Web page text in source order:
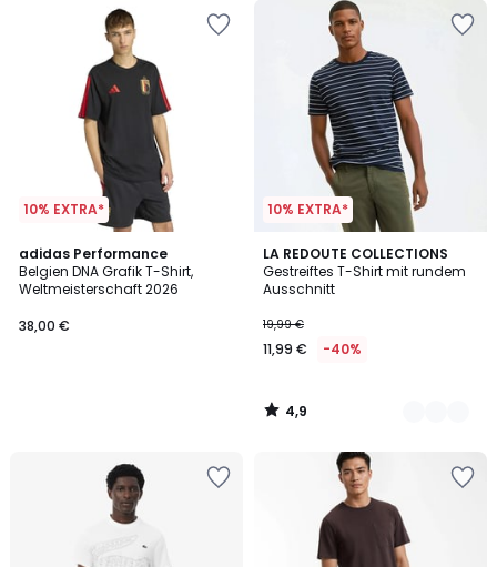
10% EXTRA*
adidas Performance
Belgien DNA Grafik T-Shirt,
Weltmeisterschaft 2026
38,00 €
10% EXTRA*
LA REDOUTE COLLECTIONS
Gestreiftes T-Shirt mit rundem
Ausschnitt
19,99 €
11,99 € -40%
4,9
/ 5
2
Farben
4,9
/